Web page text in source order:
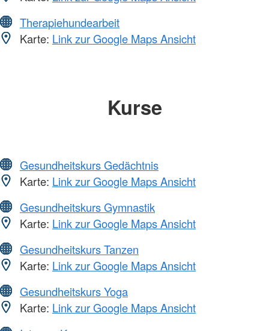
Therapiehundearbeit
Karte: Link zur Google Maps Ansicht
Kurse
Gesundheitskurs Gedächtnis
Karte: Link zur Google Maps Ansicht
Gesundheitskurs Gymnastik
Karte: Link zur Google Maps Ansicht
Gesundheitskurs Tanzen
Karte: Link zur Google Maps Ansicht
Gesundheitskurs Yoga
Karte: Link zur Google Maps Ansicht